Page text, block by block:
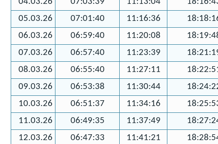
05.03.26
07:01:40 11:16:36
06.03.26
06:59:40 11:20:08
07.03.26
06:57:40 11:23:39
08.03.26
06:55:40 11:27:11
09.03.26
06:53:38 11:30:44
10.03.26
06:51:37 11:34:16
11.03.26
06:49:35 11:37:49
12.03.26
06:47:33 11:41:21